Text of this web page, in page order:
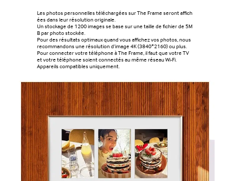
Les photos personnelles téléchargées sur The Frame seront affich
ées dans leur résolution originale.
Un stockage de 1200 images se base sur une taille de fichier de 5M
B par photo stockée.
Pour des résultats optimaux quand vous affichez vos photos, nous
recommandons une résolution d'image 4K (3840*2160) ou plus.
Pour connecter votre téléphone à The Frame, il faut que votre TV
et votre téléphone soient connectés au même réseau Wi-Fi.
Appareils compatibles uniquement.